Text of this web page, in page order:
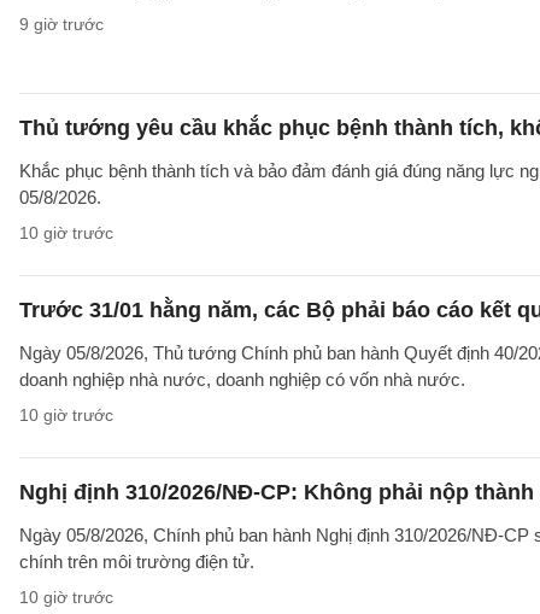
9 giờ trước
Thủ tướng yêu cầu khắc phục bệnh thành tích,
Khắc phục bệnh thành tích và bảo đảm đánh giá đúng năng lực
05/8/2026.
10 giờ trước
Trước 31/01 hằng năm, các Bộ phải báo cáo kết
Ngày 05/8/2026, Thủ tướng Chính phủ ban hành Quyết định 40/
doanh nghiệp nhà nước, doanh nghiệp có vốn nhà nước.
10 giờ trước
Nghị định 310/2026/NĐ-CP: Không phải nộp
Ngày 05/8/2026, Chính phủ ban hành Nghị định 310/2026/NĐ-
chính trên môi trường điện tử.
10 giờ trước